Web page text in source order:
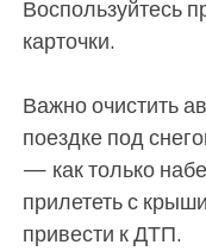
Воспользуйтесь
карточки.
Важно очистить
поездке под
— как только
прилететь с
привести к ДТП.